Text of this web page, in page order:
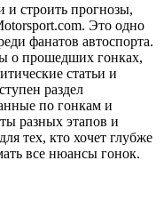
и строить прогнозы,
Это одно
фанатов автоспорта.
о прошедших гонках,
статьи и
раздел
по гонкам и
разных этапов и
тех, кто хочет глубже
все нюансы гонок.